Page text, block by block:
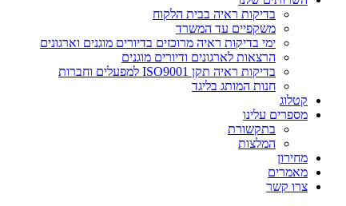
בדיקות ראיה בבית הלקוח
משקפיים עד המשרד
ימי בדיקות ראיה מרוכזים בדיורים מוגנים וארגונים
הרצאות לארגונים ודיורים מוגנים
בדיקות ראיה תקן ISO9001 למפעלים וחברות
חנות המותג בליגד
קטלוג
מספרים עלינו
בתקשורת
המלצות
מחירון
מאמרים
צרו קשר